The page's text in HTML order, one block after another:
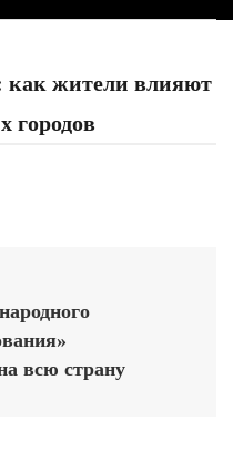
как жители влияют
городов
всю страну